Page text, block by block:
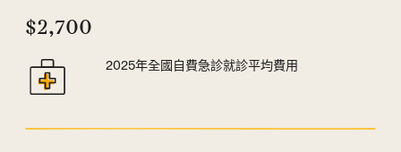
$2,700
2025年全國自費急診就診平均費用